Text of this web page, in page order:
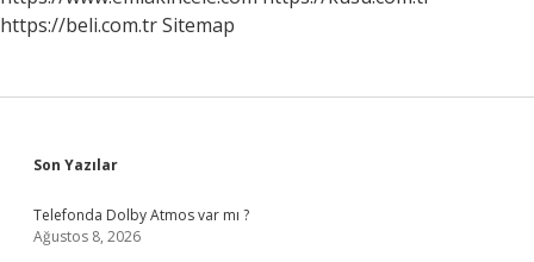
https://beli.com.trSitemap
Sidebar
Son Yazılar
Telefonda Dolby Atmos var mı ?
Ağustos 8, 2026